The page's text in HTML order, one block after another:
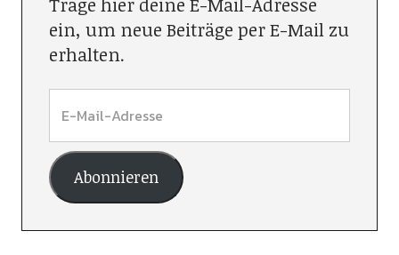
ein, um neue Beiträge per E-Mail zu
erhalten.
Abonnieren